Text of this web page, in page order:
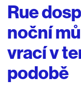
Rue
noční
vrací v
podobě